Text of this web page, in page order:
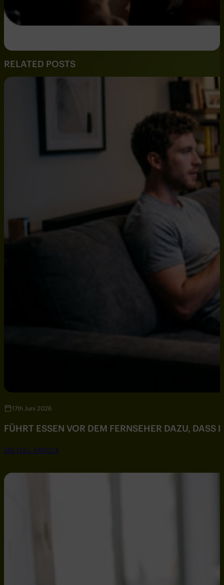
RELATED POSTS
17th Juni 2026
FÜHRT ESSEN VOR DEM FERNSEHER DAZU, DASS
SEE FULL ARTICLE